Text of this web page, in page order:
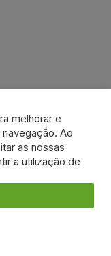
melhorar e
Ao
as nossas
a utilização de